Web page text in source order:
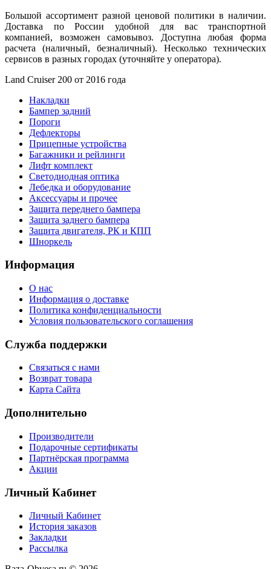
Большой ассортимент разной ценовой политики в наличии.
Доставка по России удобной для вас транспортной
компанией, возможен самовывоз. Доступна любая форма
расчета (наличный, безналичный). Несколько технических
сервисов в разных городах (уточняйте у оператора).
Land Cruiser 200 от 2016 года
Накладки
Бампер задний
Пороги
Дефлекторы
Прицепные устройства
Багажники и рейлинги
Лифт комплект
Светодиодная оптика
Лебедка и оборудование
Аксессуары и прочее
Защита переднего бампера
Защита заднего бампера
Защита двигателя, РК и КПП
Шноркель
Информация
О нас
Информация о доставке
Политика конфиденциальности
Условия пользовательского соглашения
Служба поддержки
Связаться с нами
Возврат товара
Карта Сайта
Дополнительно
Производители
Подарочные сертификаты
Партнёрская программа
Акции
Личный Кабинет
Личный Кабинет
История заказов
Закладки
Рассылка